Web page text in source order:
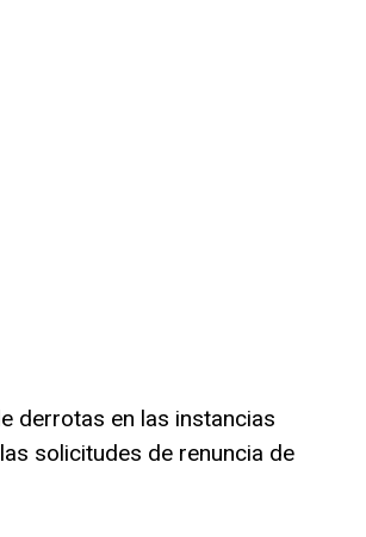
derrotas en las instancias
solicitudes de renuncia de